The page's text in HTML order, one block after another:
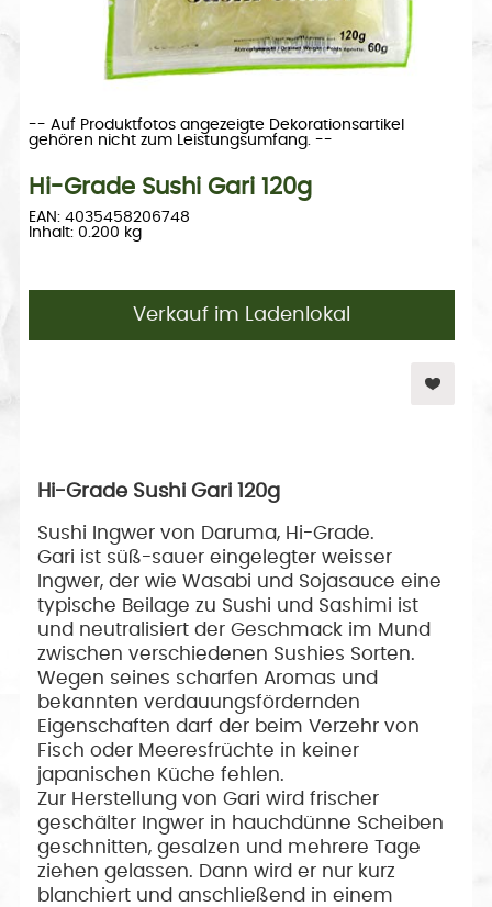
-- Auf Produktfotos angezeigte Dekorationsartikel
gehören nicht zum Leistungsumfang. --
Hi-Grade Sushi Gari 120g
EAN: 4035458206748
Inhalt: 0.200 kg
Verkauf im Ladenlokal
Hi-Grade Sushi Gari 120g
Sushi Ingwer von Daruma, Hi-Grade.
Gari ist süß-sauer eingelegter weisser
Ingwer, der wie Wasabi und Sojasauce eine
typische Beilage zu Sushi und Sashimi ist
und neutralisiert der Geschmack im Mund
zwischen verschiedenen Sushies Sorten.
Wegen seines scharfen Aromas und
bekannten verdauungsfördernden
Eigenschaften darf der beim Verzehr von
Fisch oder Meeresfrüchte in keiner
japanischen Küche fehlen.
Zur Herstellung von Gari wird frischer
geschälter Ingwer in hauchdünne Scheiben
geschnitten, gesalzen und mehrere Tage
ziehen gelassen. Dann wird er nur kurz
blanchiert und anschließend in einem